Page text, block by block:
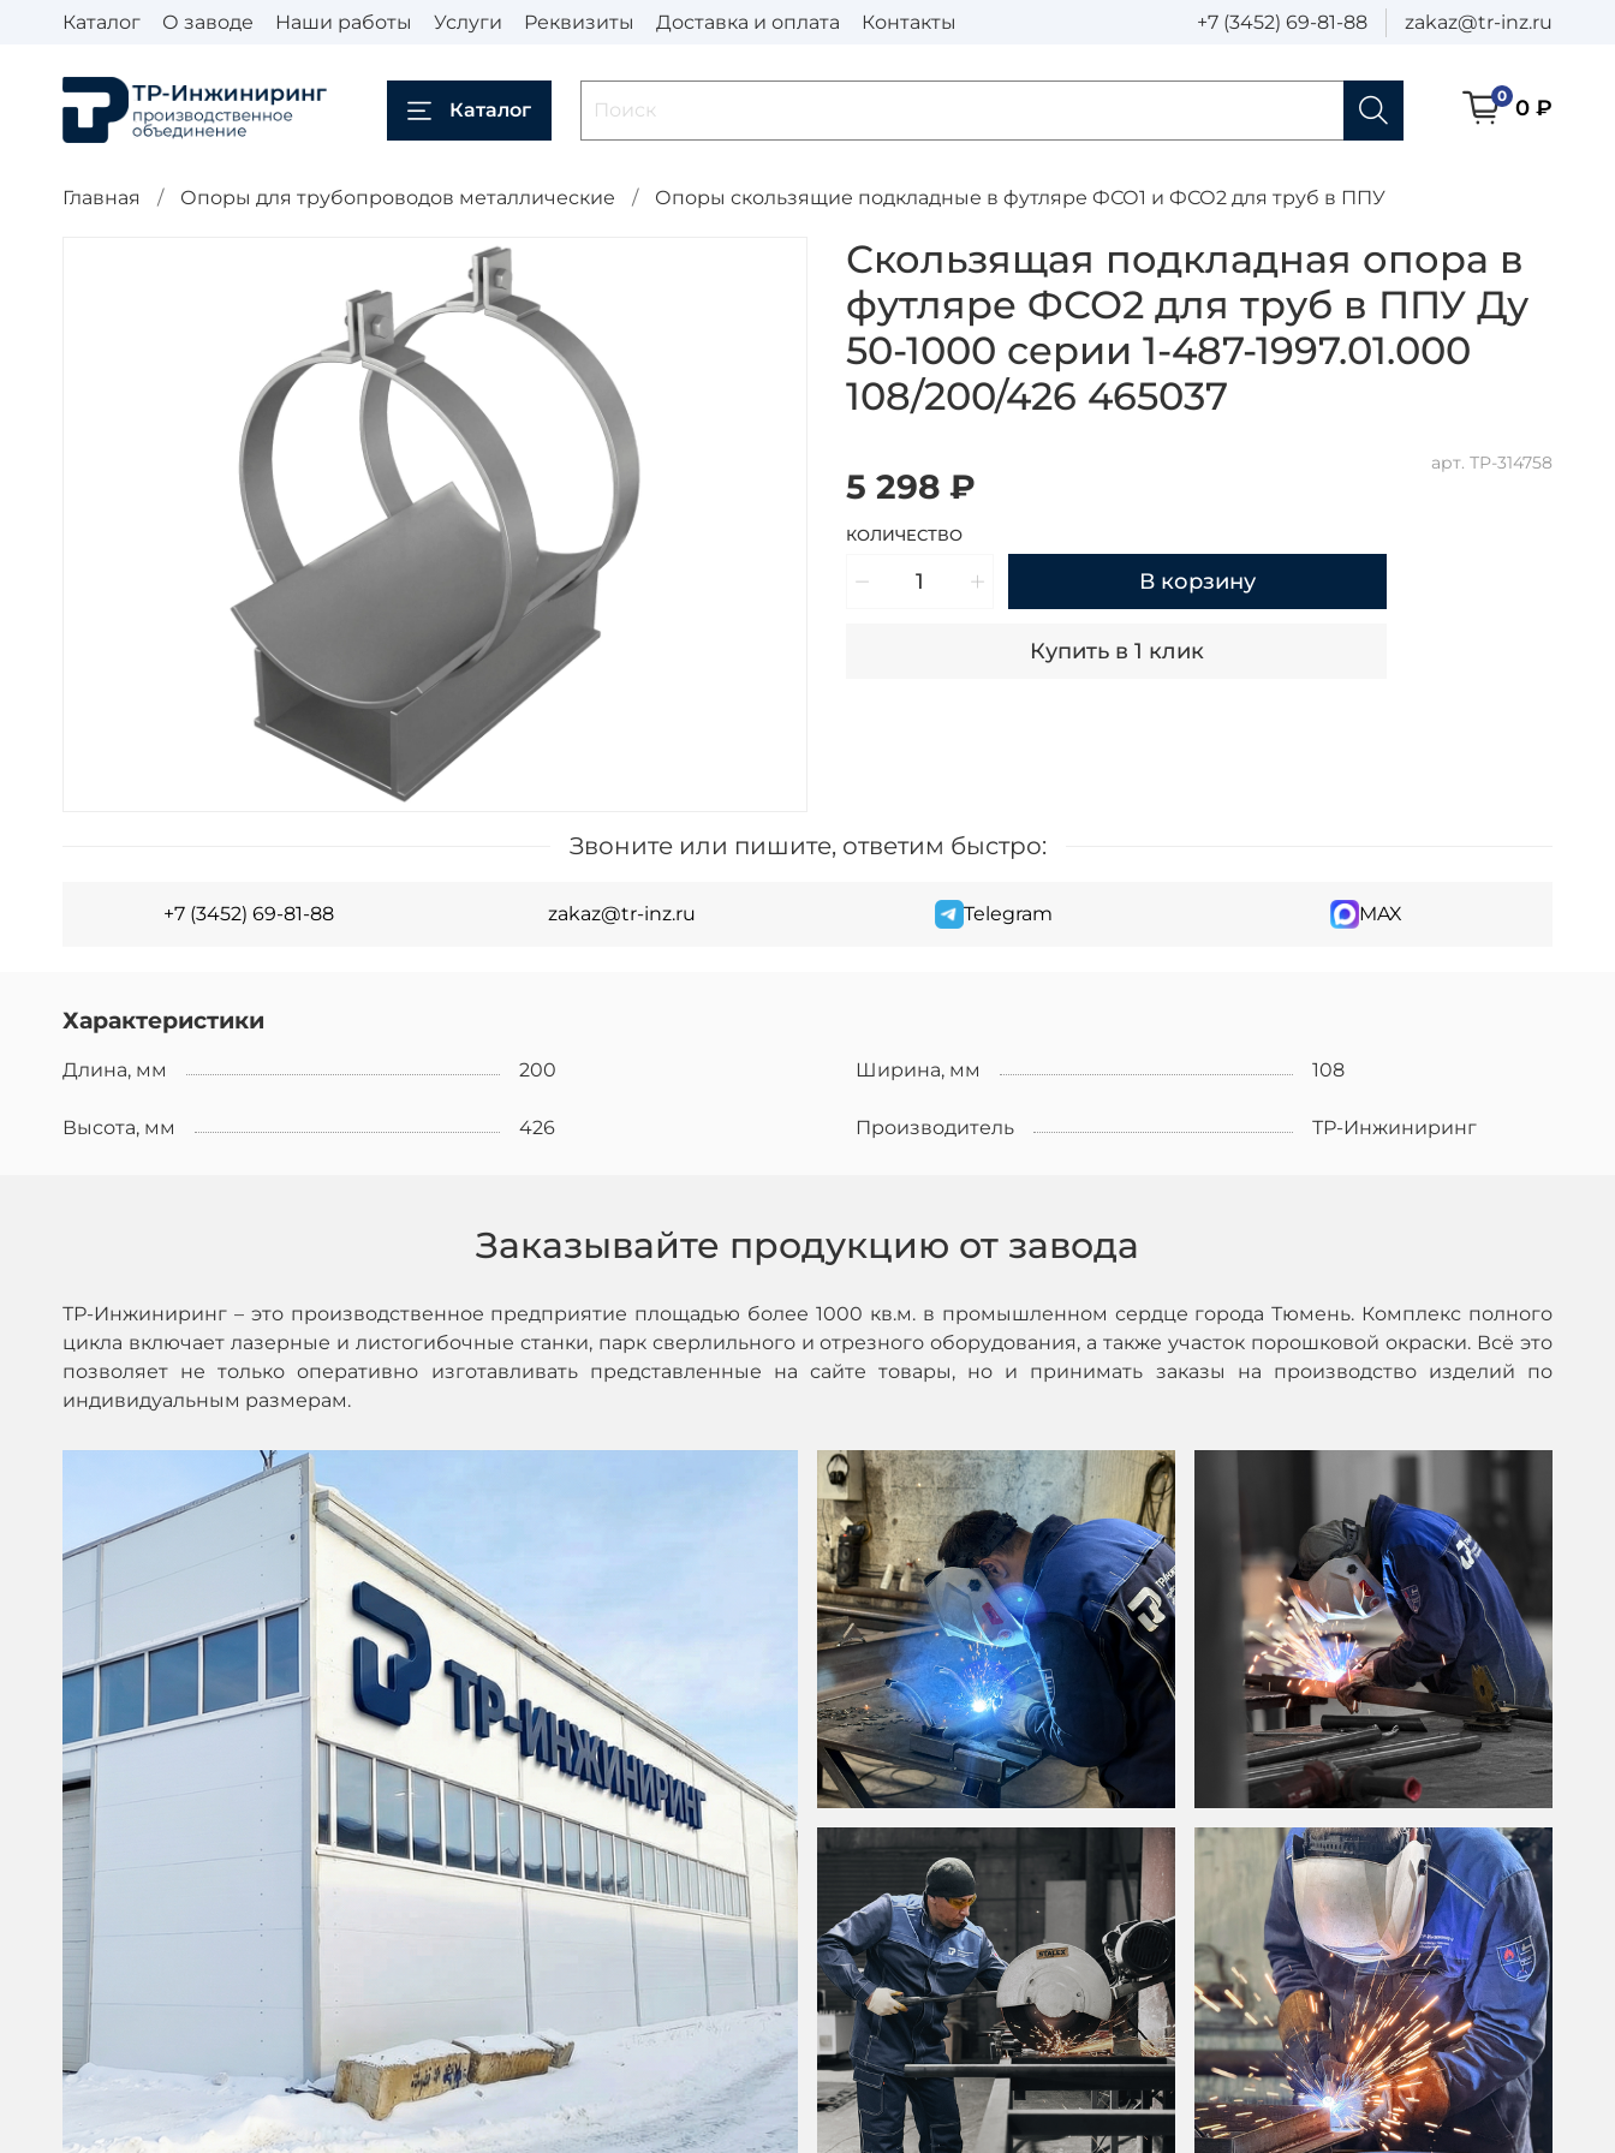
Каталог О заводе Наши работы Услуги Реквизиты Доставка и оплата Контакты +7 (3452) 69-81-88 zakaz@tr-inz.ru
Каталог
0 0 ₽
Главная Опоры для трубопроводов металлические Опоры скользящие подкладные в футляре ФСО1 и ФСО2 для труб в ППУ
арт. ТР-314758
Скользящая подкладная опора в
футляре ФСО2 для труб в ППУ Ду
50-1000 серии 1-487-1997.01.000
108/200/426 465037
5 298 ₽
КОЛИЧЕСТВО
В корзину
Купить в 1 клик
Звоните или пишите, ответим быстро:
+7 (3452) 69-81-88 zakaz@tr-inz.ru Telegram MAX
Характеристики
Длина, мм 200 Ширина, мм 108
Высота, мм 426 Производитель ТР-Инжиниринг
Заказывайте продукцию от завода
ТР-Инжиниринг – это производственное предприятие площадью более 1000 кв.м. в промышленном сердце города Тюмень. Комплекс полного
цикла включает лазерные и листогибочные станки, парк сверлильного и отрезного оборудования, а также участок порошковой окраски. Всё это
позволяет не только оперативно изготавливать представленные на сайте товары, но и принимать заказы на производство изделий по
индивидуальным размерам.